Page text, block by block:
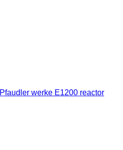
Pfaudler werke E1200 reactor